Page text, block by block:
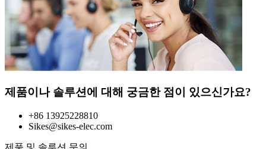
제품이나 솔루션에 대해 궁금한 점이 있으신가요?
+86 13925228810
Sikes@sikes-elec.com